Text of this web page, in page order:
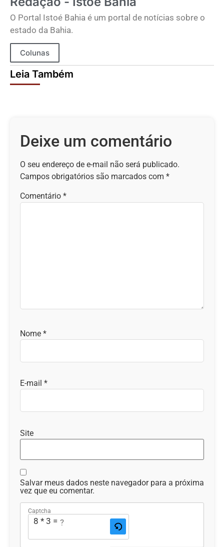
O Portal Istoé Bahia é um portal de notícias sobre o
estado da Bahia.
Colunas
Leia Também
Deixe um comentário
O seu endereço de e-mail não será publicado.
Campos obrigatórios são marcados com *
Comentário *
Nome *
E-mail *
Site
Salvar meus dados neste navegador para a próxima
vez que eu comentar.
Captcha
8 * 3 = ?